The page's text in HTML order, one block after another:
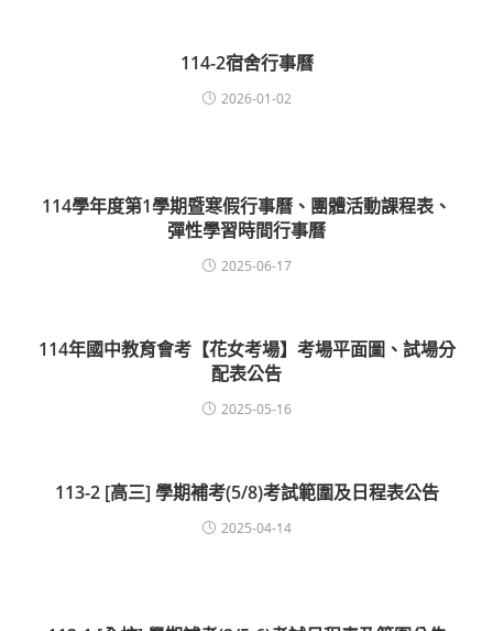
114-2宿舍行事曆
2026-01-02
114學年度第1學期暨寒假行事曆、團體活動課程表、
彈性學習時間行事曆
2025-06-17
114年國中教育會考【花女考場】考場平面圖、試場分
配表公告
2025-05-16
113-2 [高三] 學期補考(5/8)考試範圍及日程表公告
2025-04-14